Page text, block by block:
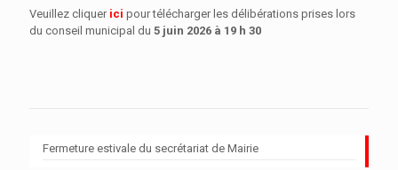
Veuillez cliquer ici pour télécharger les délibérations prises lors
du conseil municipal du 5 juin 2026 à 19 h 30
Fermeture estivale du secrétariat de Mairie